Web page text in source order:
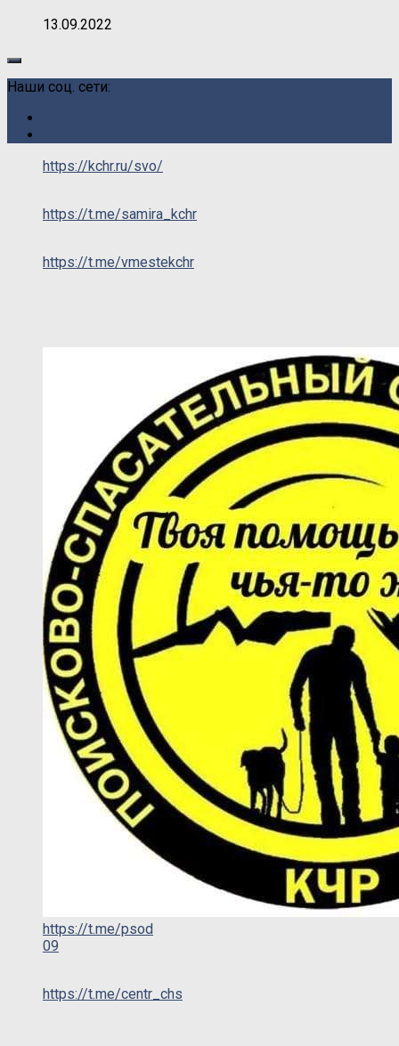
13.09.2022
Наши соц. сети:
https://kchr.ru/svo/
https://t.me/samira_kchr
https://t.me/vmestekchr
https://t.me/psod
09
https://t.me/centr_chs